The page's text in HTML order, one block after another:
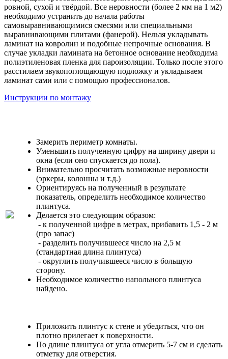
ровной, сухой и твёрдой. Все неровности (более 2 мм на 1 м2)
необходимо устранить до начала работы
самовыравнивающимися смесями или специальными
выравнивающими плитами (фанерой). Нельзя укладывать
ламинат на ковролин и подобные непрочные основания. В
случае укладки ламината на бетонное основание необходима
полиэтиленовая пленка для пароизоляции. Только после этого
расстилаем звукопоглощающую подложку и укладываем
ламинат сами или с помощью профессионалов.
Инструкции по монтажу
Замерить периметр комнаты.
Уменьшить полученную цифру на ширину двери и
окна (если оно спускается до пола).
Внимательно просчитать возможные неровности
(эркеры, колонны и т.д.)
Ориентируясь на полученный в результате
показатель, определить необходимое количество
плинтуса.
Делается это следующим образом:
- к полученной цифре в метрах, прибавить 1,5 - 2 м
(про запас)
- разделить получившееся число на 2,5 м
(стандартная длина плинтуса)
- округлить получившееся число в большую
сторону.
Необходимое количество напольного плинтуса
найдено.
Приложить плинтус к стене и убедиться, что он
плотно прилегает к поверхности.
По длине плинтуса от угла отмерить 5-7 см и сделать
отметку для отверстия.